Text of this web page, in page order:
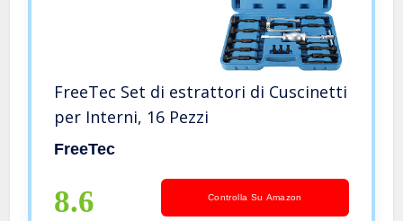
FreeTec Set di estrattori di Cuscinetti
per Interni, 16 Pezzi
FreeTec
8.6 Controlla Su Amazon